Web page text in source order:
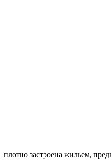
плотно застроена жильем,